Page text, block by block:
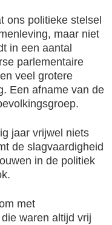
ons politieke stelsel
maar niet
in een aantal
parlementaire
veel grotere
Een afname van de
jaar vrijwel niets
de slagvaardigheid
in de politiek
met
waren altijd vrij